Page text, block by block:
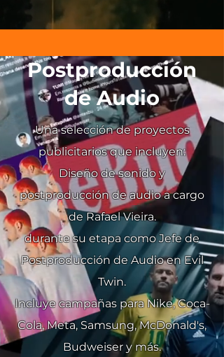
Postproducción
de Audio
Una selección de proyectos
publicitarios que incluyen:
Diseño de sonido y
postproducción de audio a cargo
de Rafael Vieira.
durante su etapa como Jefe de
Postproducción de Audio en Evil
Twin.
Incluye campañas para Nike, Coca-
Cola, Meta, Samsung, McDonald's,
Budweiser y más.